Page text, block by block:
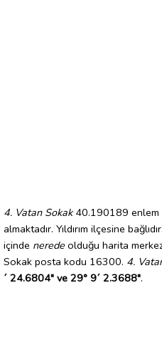
4. Vatan Sokak40.190189 enlem
almaktadır. Yıldırım ilçesine bağlıdır.
içinde nerede olduğu harita
Sokak posta kodu 16300. 4.
´ 24.6804" ve 29° 9´ 2.3688".